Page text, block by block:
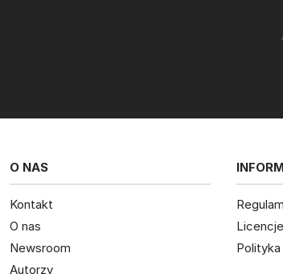
O NAS
Kontakt
O nas
Newsroom
Autorzy
Licencje